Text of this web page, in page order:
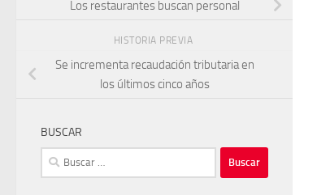
Los restaurantes buscan personal
HISTORIA PREVIA
Se incrementa recaudación tributaria en
los últimos cinco años
BUSCAR
Buscar: